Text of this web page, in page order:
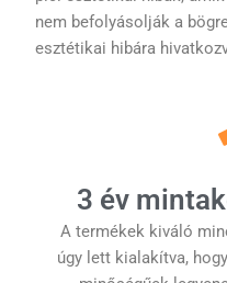
nem befolyásolják a
esztétikai hibára
3 év
A termékek kiváló
úgy lett kialakítva,